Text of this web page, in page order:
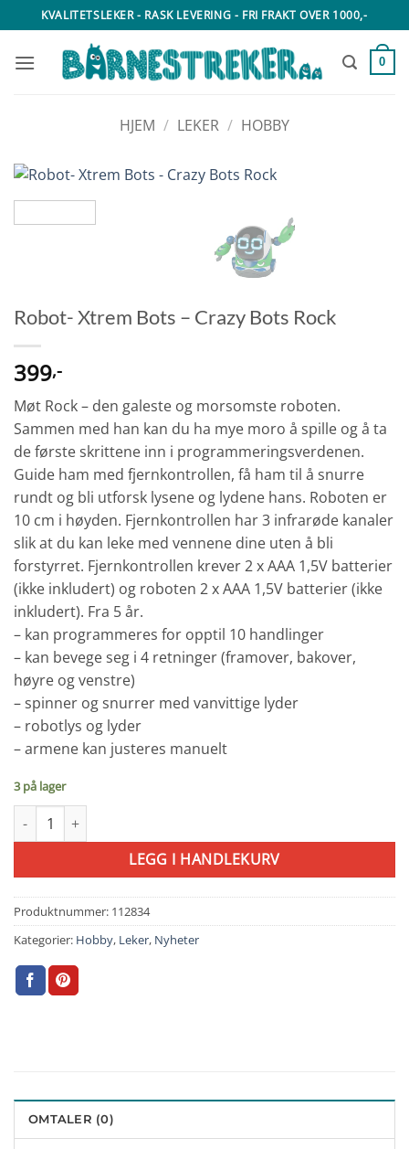
to
content
KVALITETSLEKER - RASK LEVERING - FRI FRAKT OVER 1000,-
0
HJEM / LEKER / HOBBY
Robot- Xtrem Bots – Crazy Bots Rock
399,-
Møt Rock – den galeste og morsomste roboten.
Sammen med han kan du ha mye moro å spille og å ta
de første skrittene inn i programmeringsverdenen.
Guide ham med fjernkontrollen, få ham til å snurre
rundt og bli utforsk lysene og lydene hans. Roboten er
10 cm i høyden. Fjernkontrollen har 3 infrarøde kanaler
slik at du kan leke med vennene dine uten å bli
forstyrret. Fjernkontrollen krever 2 x AAA 1,5V batterier
(ikke inkludert) og roboten 2 x AAA 1,5V batterier (ikke
inkludert). Fra 5 år.
– kan programmeres for opptil 10 handlinger
– kan bevege seg i 4 retninger (framover, bakover,
høyre og venstre)
– spinner og snurrer med vanvittige lyder
– robotlys og lyder
– armene kan justeres manuelt
3 på lager
Robot- Xtrem Bots - Crazy Bots Rock antall
LEGG I HANDLEKURV
Produktnummer: 112834
Kategorier: Hobby, Leker, Nyheter
OMTALER (0)